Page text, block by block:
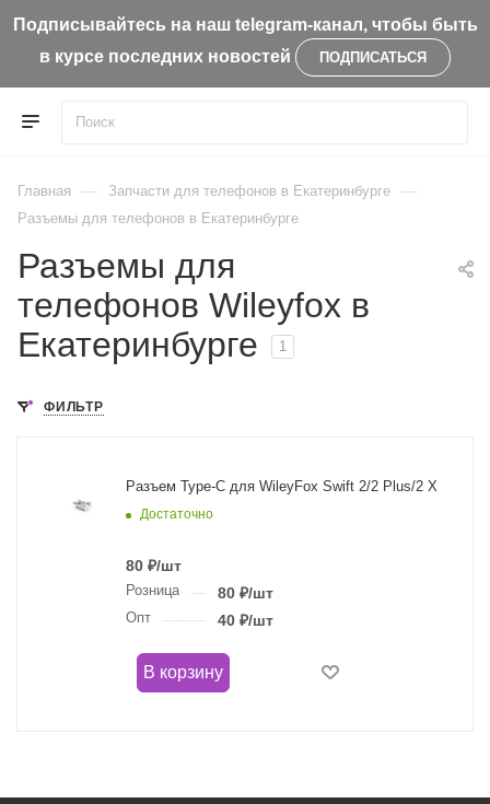
Подписывайтесь на наш telegram-канал, чтобы быть
в курсе последних новостей
ПОДПИСАТЬСЯ
Главная — Запчасти для телефонов в Екатеринбурге —
Разъемы для телефонов в Екатеринбурге
Разъемы для
телефонов Wileyfox в
Екатеринбурге
1
ФИЛЬТР
Разъем Type-C для WileyFox Swift 2/2 Plus/2 X
Достаточно
80 ₽/шт
Розница 80₽/шт
Опт 40₽/шт
В корзину